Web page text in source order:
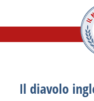
Il diavolo